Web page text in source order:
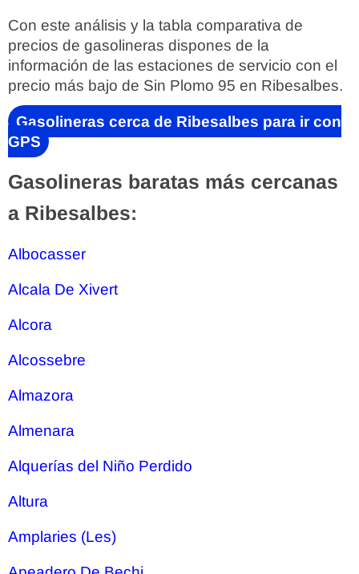
Con este análisis y la tabla comparativa de
precios de gasolineras dispones de la
información de las estaciones de servicio con el
precio más bajo de Sin Plomo 95 en Ribesalbes.
Gasolineras cerca de Ribesalbes para ir con
GPS
Gasolineras baratas más cercanas
a Ribesalbes:
Albocasser
Alcala De Xivert
Alcora
Alcossebre
Almazora
Almenara
Alquerías del Niño Perdido
Altura
Amplaries (Les)